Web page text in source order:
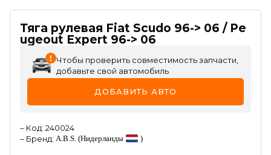
Тяга рулевая Fiat Scudo 96-> 06 / Pe
ugeout Expert 96-> 06
Чтобы проверить совместимость запчасти,
добавьте свой автомобиль
ДОБАВИТЬ АВТО
– Код: 240024
– Бренд: A.B.S. (Нидерланды )